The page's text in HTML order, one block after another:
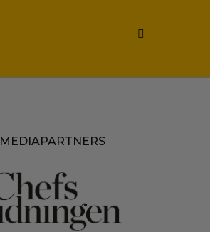
MEDIAPARTNERS